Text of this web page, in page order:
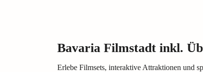
Bavaria Filmstadt inkl.
Erlebe Filmsets, interaktive Attraktionen und